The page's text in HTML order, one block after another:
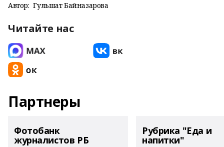
Автор: Гульшат Байназарова
Читайте нас
Партнеры
Фотобанк
журналистов РБ
Рубрика "Еда и
напитки"